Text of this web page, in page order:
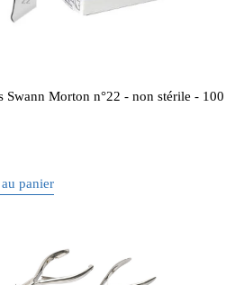
Swann Morton n°22 - non stérile - 100
panier